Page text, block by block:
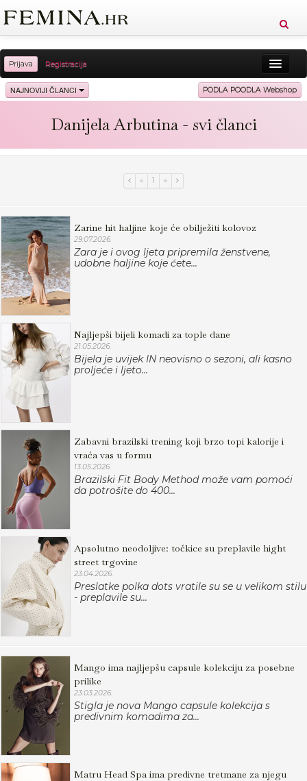
Prijava Registracija
Sreća Zdravlje Vitkost
Moda Ljubav Relax Putovanja
NAJNOVIJI ČLANCI PODLA POODLA Webshop
Danijela Arbutina - svi članci
« 1 »
Zarine hit haljine koje će obilježiti kolovoz
29.07.2026.
Zara je i ovog ljeta pripremila ženstvene,
udobne haljine koje ćete...
Najljepši bijeli komadi za tople dane
21.05.2026.
Bijela je uvijek IN neovisno o sezoni, ali kasno
proljeće i ljeto...
Zabavni brazilski trening koji brzo topi kalorije i
vraća vas u formu
13.05.2026.
Brazilski Fit Body Method može vam pomoći
da potrošite do 400...
Apsolutno neodoljive: točkice su preplavile hight
street trgovine
23.04.2026.
Preslatke polka dots vratile su se u velikom stilu
- preplavile su...
Mango ima najljepšu capsule kolekciju za posebne
prilike
23.03.2026.
Stigla je nova Mango capsule kolekcija s
predivnim komadima za...
Matru Head Spa ima predivne tretmane za njegu